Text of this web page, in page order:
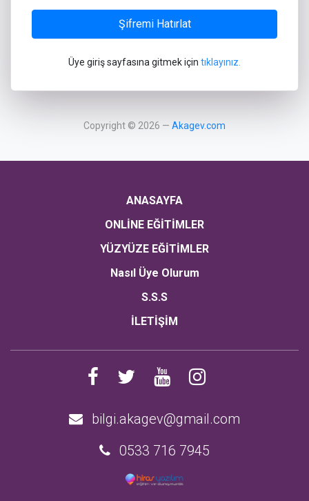
Üye giriş sayfasına gitmek için tıklayınız.
Copyright © 2026 — Akagev.com
ANASAYFA
ONLİNE EĞİTİMLER
YÜZYÜZE EĞİTİMLER
Nasıl Üye Olurum
S.S.S
İLETİŞİM
bilgi.akagev@gmail.com
0533 716 7945